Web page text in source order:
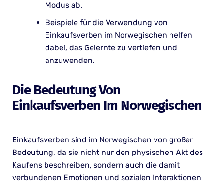
Modus ab.
Beispiele für die Verwendung von
Einkaufsverben im Norwegischen helfen
dabei, das Gelernte zu vertiefen und
anzuwenden.
Die Bedeutung Von
Einkaufsverben Im Norwegischen
Einkaufsverben sind im Norwegischen von großer
Bedeutung, da sie nicht nur den physischen Akt des
Kaufens beschreiben, sondern auch die damit
verbundenen Emotionen und sozialen Interaktionen